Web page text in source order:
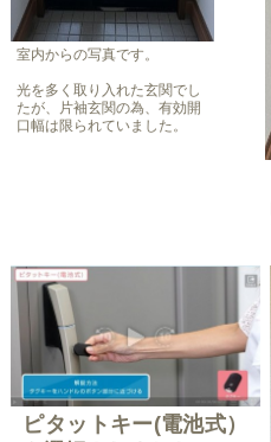
室内からの写真です。
光を多く取り入れた玄関でし
たが、片袖玄関の為、有効開
口幅は限られていました。
ピタットキー(電池式）